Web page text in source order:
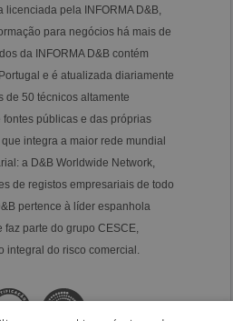
licenciada pela INFORMA D&B,
para negócios há mais de
da INFORMA D&B contém
e é atualizada diariamente
de 50 técnicos altamente
públicas e das próprias
integra a maior rede mundial
a D&B Worldwide Network,
de registos empresariais de todo
pertence à líder espanhola
faz parte do grupo CESCE,
integral do risco comercial.